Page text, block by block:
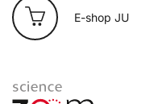
E-shop JU